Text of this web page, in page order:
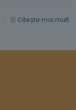
Citește mai mult